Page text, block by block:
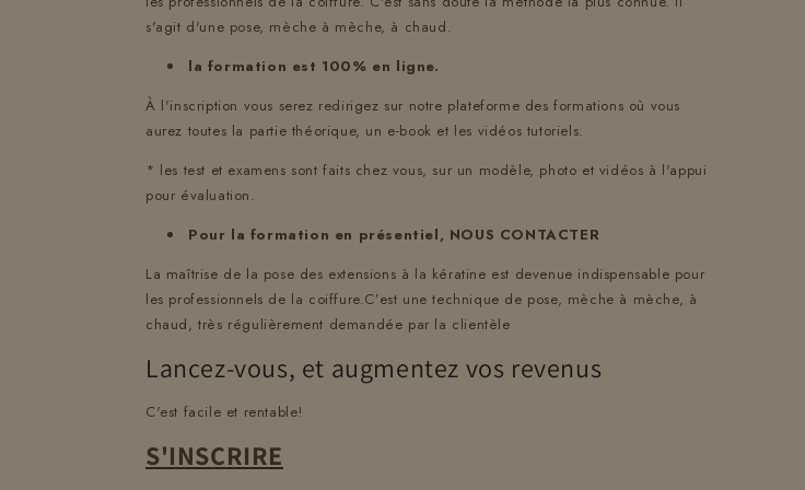
s'agit d'une pose, mèche à mèche, à chaud.
la formation est 100% en ligne.
À l'inscription vous serez redirigez sur notre plateforme des formations où vous
aurez toutes la partie théorique, un e-book et les vidéos tutoriels.
* les test et examens sont faits chez vous, sur un modèle, photo et vidéos à l'appui
pour évaluation.
Pour la formation en présentiel, NOUS CONTACTER
La maîtrise de la pose des extensions à la kératine est devenue indispensable pour
les professionnels de la coiffure.C’est une technique de pose, mèche à mèche, à
chaud, très régulièrement demandée par la clientèle
Lancez-vous, et augmentez vos revenus
C'est facile et rentable!
S'INSCRIRE